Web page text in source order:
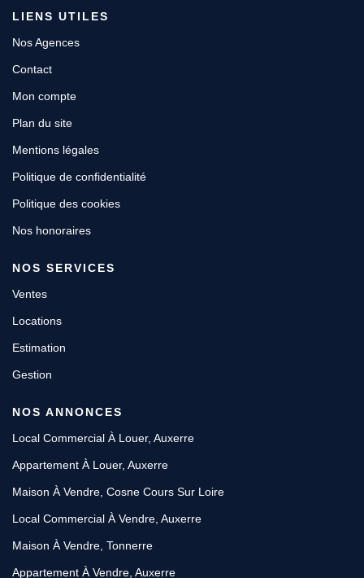
LIENS UTILES
Nos Agences
Contact
Mon compte
Plan du site
Mentions légales
Politique de confidentialité
Politique des cookies
Nos honoraires
NOS SERVICES
Ventes
Locations
Estimation
Gestion
NOS ANNONCES
Local Commercial À Louer, Auxerre
Appartement À Louer, Auxerre
Maison À Vendre, Cosne Cours Sur Loire
Local Commercial À Vendre, Auxerre
Maison À Vendre, Tonnerre
Appartement À Vendre, Auxerre